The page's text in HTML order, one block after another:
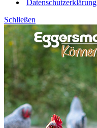
Datenschutzerklärung
Schließen